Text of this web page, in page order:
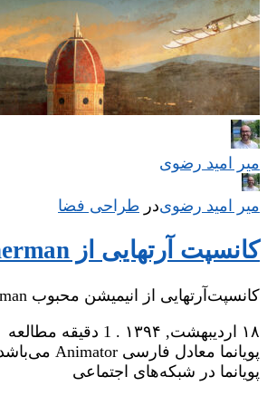
میر امید رضوی
میر امید رضویدر طراحی فضا
کانسپت آرتهایی از Mr. Peabody & Sherman
کانسپت‌آرتهایی از انیمیشن محبوب Mr. Peabody & Sherman که توسط هنرمند Kenard Pak طراحی شده‌اند.
۱۸ اردیبهشت, ۱۳۹۴
. 1 دقیقه مطالعه
پویانما معادل فارسی Animator می‌باشد. انیماتور به شخصی گفته می‌شود که وظیفه‌ی جان‌بخشی یا زنده‌نگاری شخصیت‌های یک فیلم انیمیشن را عهده‌دار است.
پویانما در شبکه‌های اجتماعی